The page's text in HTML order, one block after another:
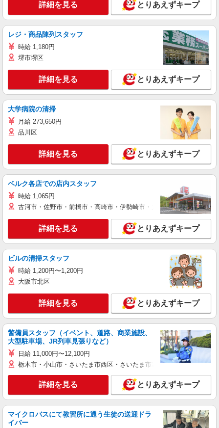
詳細を見る とりあえずキープ
レジ・商品陳列スタッフ
時給 1,180円
堺市堺区
詳細を見る とりあえずキープ
大学病院の清掃
月給 273,650円
品川区
詳細を見る とりあえずキープ
ベルク各店での店内スタッフ
時給 1,065円
古河市・佐野市・前橋市・高崎市・伊勢崎市・太田市・館林市・藤
詳細を見る とりあえずキープ
ビルの清掃スタッフ
時給 1,200円〜1,200円
大阪市北区
詳細を見る とりあえずキープ
警備員スタッフ（イベント、道路、商業施設、
大型駐車場、JR列車見張りなど）
日給 11,000円〜12,100円
栃木市・小山市・さいたま市西区・さいたま市岩槻区・久喜市・蓮田
詳細を見る とりあえずキープ
マイクロバスにて教習所に通う生徒の送迎ドラ
イバー